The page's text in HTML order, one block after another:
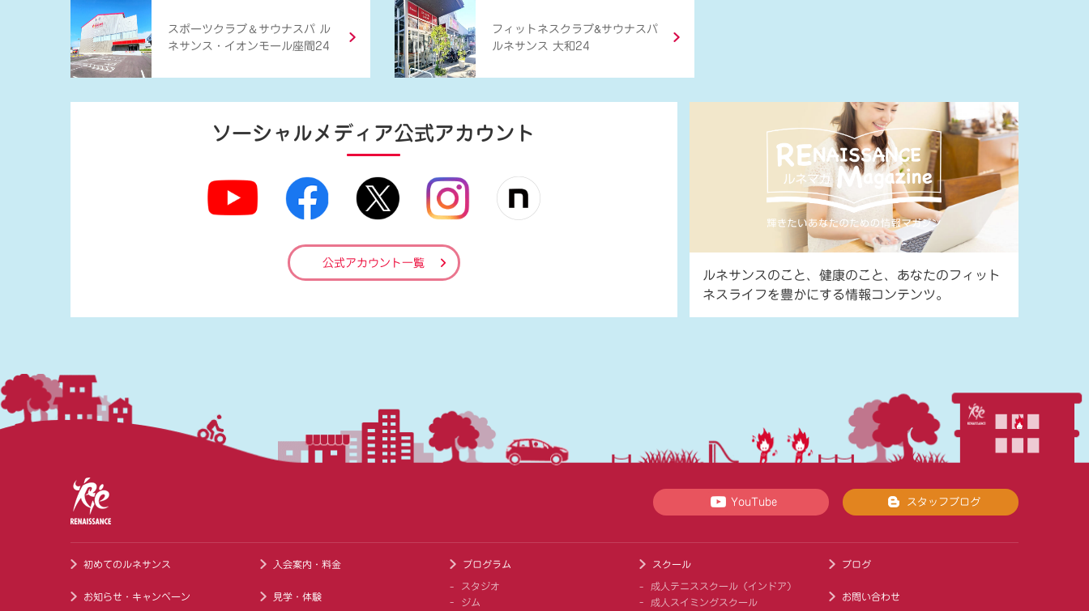
スポーツクラブ ＆ サウナスパ ル
ネサンス・イオンモール座間24
フィットネスクラブ&サウナスパ
ルネサンス 大和24
ソーシャルメディア公式アカウント
公式アカウント一覧
ルネサンスのこと、健康のこと、あなたのフィット
ネスライフを豊かにする情報コンテンツ。
YouTube スタッフブログ
初めてのルネサンス
お知らせ・キャンペーン
入会案内・料金
見学・体験
プログラム
スタジオ
ジム
スクール
成人テニススクール（インドア）
成人スイミングスクール
ブログ
お問い合わせ